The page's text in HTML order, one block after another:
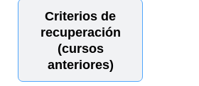
Criterios de
recuperación
(cursos
anteriores)